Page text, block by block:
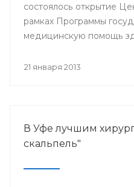
состоялось открытие
рамках Программы
медицинскую помощь
недостаточностью.
21 января 2013
В Уфе лучшим
скальпель"